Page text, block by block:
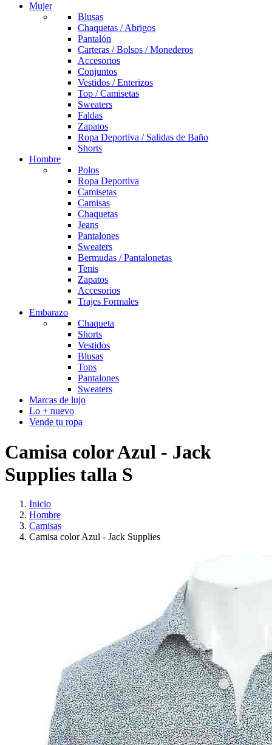
Mujer
Blusas
Chaquetas / Abrigos
Pantalón
Carteras / Bolsos / Monederos
Accesorios
Conjuntos
Vestidos / Enterizos
Top / Camisetas
Sweaters
Faldas
Zapatos
Ropa Deportiva / Salidas de Baño
Shorts
Hombre
Polos
Ropa Deportiva
Camisetas
Camisas
Chaquetas
Jeans
Pantalones
Sweaters
Bermudas / Pantalonetas
Tenis
Zapatos
Accesorios
Trajes Formales
Embarazo
Chaqueta
Shorts
Vestidos
Blusas
Tops
Pantalones
Sweaters
Marcas de lujo
Lo + nuevo
Vende tu ropa
Camisa color Azul - Jack
Supplies talla S
Inicio
Hombre
Camisas
Camisa color Azul - Jack Supplies